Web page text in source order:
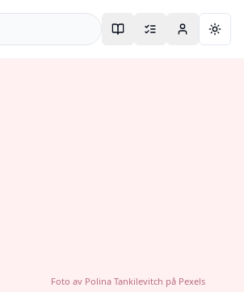
Foto av Polina Tankilevitch på Pexels